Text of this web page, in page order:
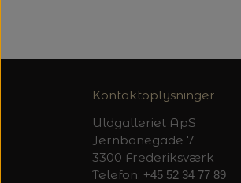
Kontaktoplysninger
Uldgalleriet ApS
Jernbanegade 7
3300 Frederiksværk
Telefon: +45 52 34 77 89